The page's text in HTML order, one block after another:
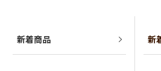
新着商品 新